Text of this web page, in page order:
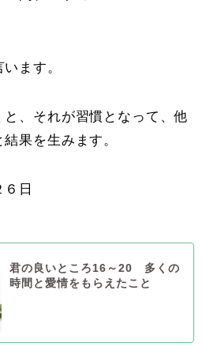
ます。
、それが習慣となって、他
果を生みます。
２６日
君の良いところ16～20 多くの
時間と愛情をもらえたこと